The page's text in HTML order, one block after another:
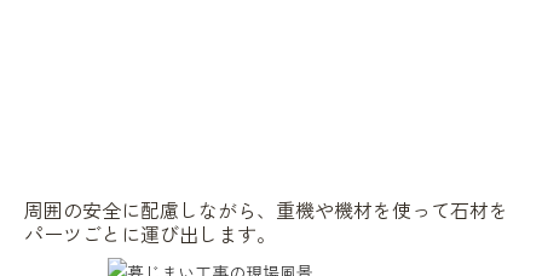
周囲の安全に配慮しながら、重機や機材を使って石材を
パーツごとに運び出します。